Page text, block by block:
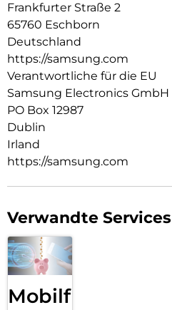
Frankfurter Straße 2
65760 Eschborn
Deutschland
https://samsung.com
Verantwortliche für die EU
Samsung Electronics GmbH
PO Box 12987
Dublin
Irland
https://samsung.com
Verwandte Services
Mobilfunk